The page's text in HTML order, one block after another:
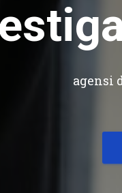
agensi